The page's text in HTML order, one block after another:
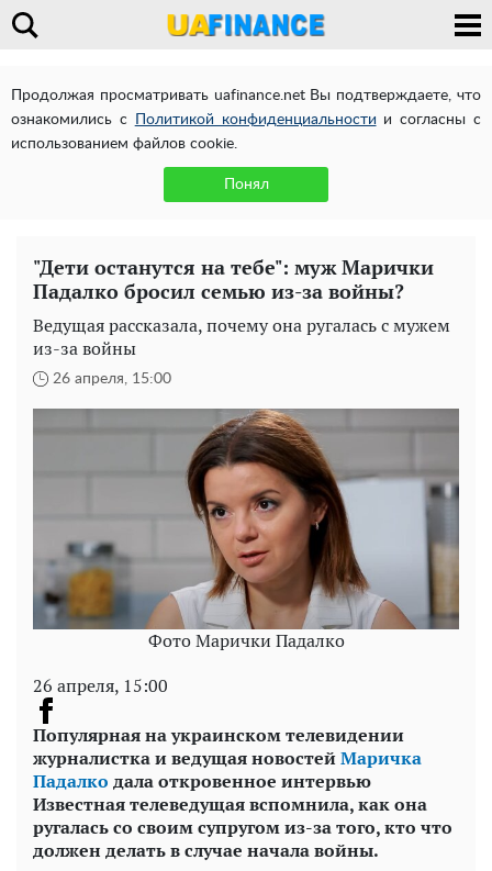
Продолжая просматривать uafinance.net Вы подтверждаете, что
ознакомились с
Политикой конфиденциальности и согласны с
использованием файлов cookie.
Понял
"Дети останутся на тебе": муж Марички
Падалко бросил семью из-за войны?
Ведущая рассказала, почему она ругалась с мужем
из-за войны
26 апреля, 15:00
Фото Марички Падалко
26 апреля, 15:00
Популярная на украинском телевидении
журналистка и ведущая новостейМаричка
Падалко дала откровенное интервью
Известная телеведущая вспомнила, как она
ругалась со своим супругом из-за того, кто что
должен делать в случае начала войны.